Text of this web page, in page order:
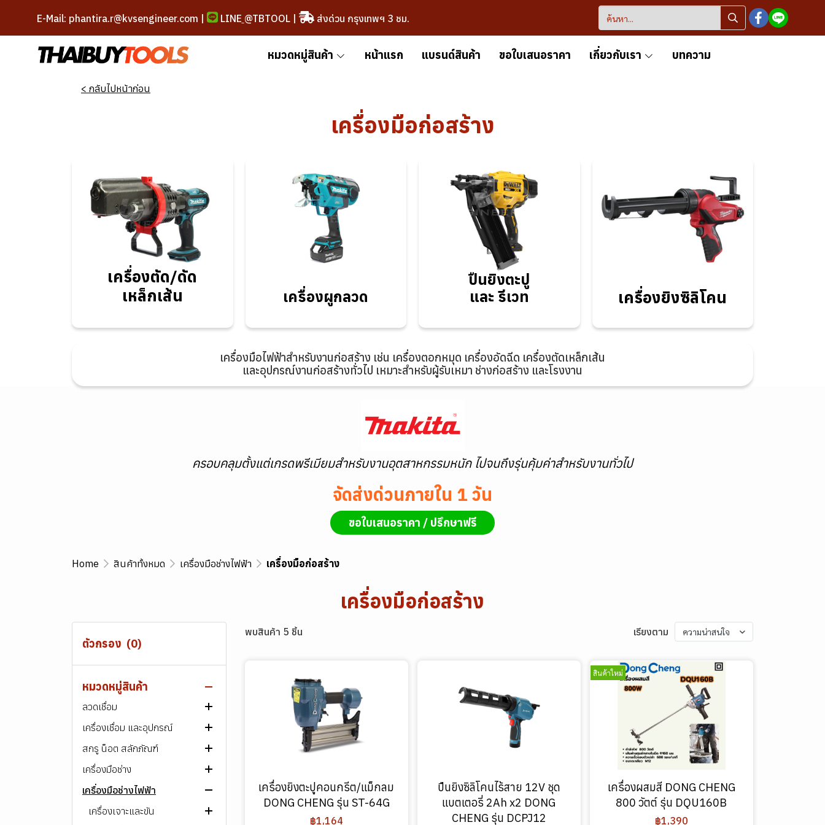
E-Mail: phantira.r@kvsengineer.com | LINE @TBTOOL| ส่งด่วน กรุงเทพฯ 3 ชม.
หมวดหมู่สินค้า หน้าแรก แบรนด์สินค้า ขอใบเสนอราคา เกี่ยวกับเรา บทความ
< กลับไปหน้าก่อน
เครื่องมือก่อสร้าง
เครื่องตัด/ดัด
เหล็กเส้น
เครื่องตัด/ดัด
เหล็กเส้น
เครื่องผูกลวด
เครื่องผูกลวด
ปืนยิงตะปู
และ รีเวท
ปืนยิงตะปูไร้
สาย
เครื่องยิงซิลิโคน
ซิลิโคน
เครื่องมือไฟฟ้าสำหรับงานก่อสร้าง เช่น เครื่องตอกหมุด เครื่องอัดฉีด เครื่องตัดเหล็กเส้น
และอุปกรณ์งานก่อสร้างทั่วไป เหมาะสำหรับผู้รับเหมา ช่างก่อสร้าง และโรงงาน
ครอบคลุมตั้งแต่เกรดพรีเมียมสำหรับงานอุตสาหกรรมหนัก ไปจนถึงรุ่นคุ้มค่าสำหรับงานทั่วไป
จัดส่งด่วนภายใน 1 วัน
ขอใบเสนอราคา / ปรึกษาฟรี
Home สินค้าทั้งหมด เครื่องมือช่างไฟฟ้า เครื่องมือก่อสร้าง
เครื่องมือก่อสร้าง
ตัวกรอง (0)
หมวดหมู่สินค้า
สินค้าทั้งหมด
ลวดเชื่อม
ลวดเชื่อมเหล็ก
ลวดเชื่อมไฟฟ้า ARC
AWS E60XX
AWS E70XX
AWS E80XX
ลวดเชื่อม MIG/MAG
ลวดเชื่อมอาร์กอน (TIG)
ลวดเชื่อมฟลักซ์คอร์ (FCAW)
ลวดเชื่อมสแตนเลส
ลวดเชื่อมไฟฟ้า ARC
เกรด 307
เกรด 308
ลวดเชื่อม MIG/MAG
ลวดเชื่อมอาร์กอน (TIG)
ลวดเชื่อมพอกผิวแข็ง
ลวดเชื่อมไฟฟ้า ARC
ลวดเชื่อมฟลักซ์คอร์ (FCAW)
ลวดเชื่อมเหล็กหล่อ
ลวดเชื่อมไฟฟ้า ARC
ลวดเชื่อมอลูมิเนียม
เครื่องเชื่อม และอุปกรณ์
เครื่องเชื่อมไฟฟ้า
เครื่องเชื่อมไฟฟ้า​ ARC
เครื่องเชื่อมอาร์กอน
(TIG/Argon)
เครื่องตัดพลาสม่า
เครื่องมือบัดกรี
หัวแร้งบัดกรี
ชุดตัด เผา และเชื่อมแก๊ส
สกรู น็อต สลักภัณฑ์
สกรู-น็อต เหล็ก
สกรูหัวหกเหลี่ยม
สกรูหัวจม
สกรู-น็อต สแตนเลส
สกรูหัวหกเหลี่ยม
สกรู พลาสติก
เครื่องมือช่าง
เครื่องมือขัน และหนีบ
ไขควง
เครื่องมือตัดและแต่งผิว
เครื่องมือช่างไฟฟ้า
เครื่องเจาะและขัน
พบสินค้า 5 ชิ้น เรียงตาม ความน่าสนใจ
เครื่องยิงตะปูคอนกรีต/แม็กลม
DONG CHENG รุ่น ST-64G
฿1,164
ปืนยิงซิลิโคนไร้สาย 12V ชุด
แบตเตอรี่ 2Ah x2 DONG
CHENG รุ่น DCPJ12
สินค้าใหม่
เครื่องผสมสี DONG CHENG
800 วัตต์ รุ่น DQU160B
฿1,390